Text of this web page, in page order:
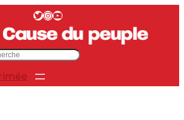
Twitter InstagramYouTube